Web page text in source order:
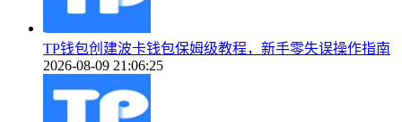
TP钱包创建波卡钱包保姆级教程，新手零失误操作指南
2026-08-09 21:06:25